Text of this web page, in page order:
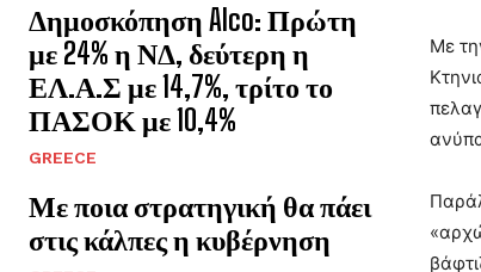
Δημοσκόπηση Alco: Πρώτη
με 24% η ΝΔ, δεύτερη η
ΕΛ.Α.Σ με 14,7%, τρίτο το
ΠΑΣΟΚ με 10,4%
GREECE
Με ποια στρατηγική θα πάει
στις κάλπες η κυβέρνηση
Με